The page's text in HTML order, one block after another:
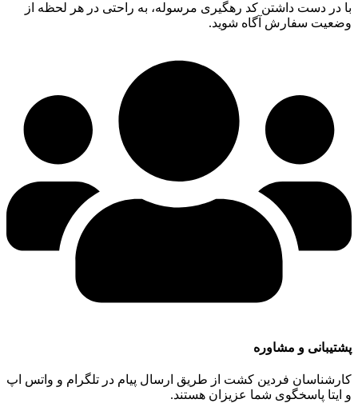
با در دست داشتن کد رهگیری مرسوله، به راحتی در هر لحظه از
وضعیت سفارش آگاه شوید.
پشتیبانی و مشاوره
کارشناسان فردین کشت از طریق ارسال پیام در تلگرام و واتس اپ
و ایتا پاسخگوی شما عزیزان هستند.